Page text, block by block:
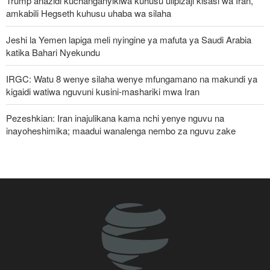
amkabili Hegseth kuhusu uhaba wa silaha
Jeshi la Yemen lapiga meli nyingine ya mafuta ya Saudi Arabia
katika Bahari Nyekundu
IRGC: Watu 8 wenye silaha wenye mfungamano na makundi ya
kigaidi watiwa nguvuni kusini-mashariki mwa Iran
Pezeshkian: Iran inajulikana kama nchi yenye nguvu na
inayoheshimika; maadui wanalenga nembo za nguvu zake
Malengo yanayofuatiliwa na Marekani katika kuzichochea nchi za
Kiarabu zikabiliane na Iran